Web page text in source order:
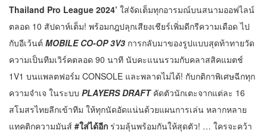
Thailand Pro League 2024’ ใส่จัดเต็มทุกอารมณ์บนสนามออฟไลน์
ตลอด 10 สัปดาห์เต็ม! พร้อมกฎปลุกเสียงเชียร์เพิ่มดีกรีความเดือด ไป
กับอีเว้นต์ MOBILE CO-OP 3V3 การกลับมาของรูปแบบสุดท้าทายวัด
ความเป็นทีมเวิร์คตลอด 90 นาที นับคะแนนรวมกับคลาสสิคแมตช์
1V1 บนแพลตฟอร์ม CONSOLE และพลาดไม่ได้! กับกติกาพิเศษฉีกทุก
ความจำเจ ในระบบ PLAYERS DRAFTคัดตัวนักเตะจากแต่ละ 16
สโมสรไทยลีกเข้าทีม ให้ทุกนัดอัดแน่นด้วยแผนการเล่น หลากหลาย
แทคติกความมันส์ #ใส่ได้อีก ร่วมลุ้นพร้อมกันให้สุดตัว! … ใครจะคว้า